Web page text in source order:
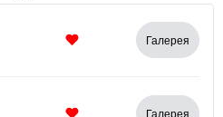
Галерея
Галерея